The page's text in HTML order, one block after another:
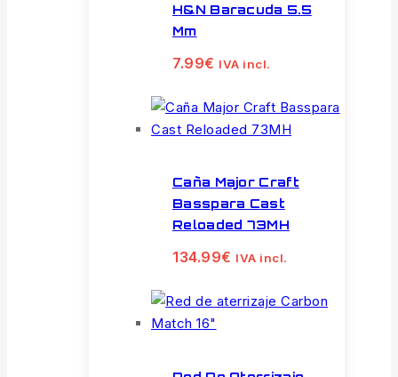
H&N Baracuda 5.5
Mm
7.99€ IVA incl.
Caña Major Craft
Basspara Cast
Reloaded 73MH
134.99€ IVA incl.